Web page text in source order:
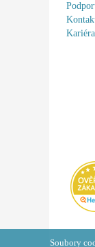
Kariéra
Soubory